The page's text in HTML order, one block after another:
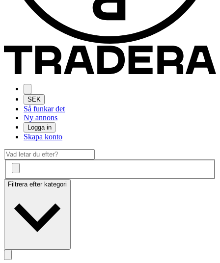
SEK
Så funkar det
Ny annons
Logga in
Skapa konto
Filtrera efter kategori